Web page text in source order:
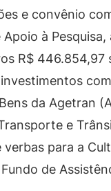
e convênio
à Pesquisa,
R$ 446.854,97
da Agetran
e
verbas para a
de